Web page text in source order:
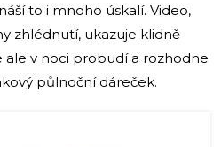
to i mnoho úskalí. Video,
zhlédnutí, ukazuje klidně
ale v noci probudí a rozhodne
půlnoční dáreček.